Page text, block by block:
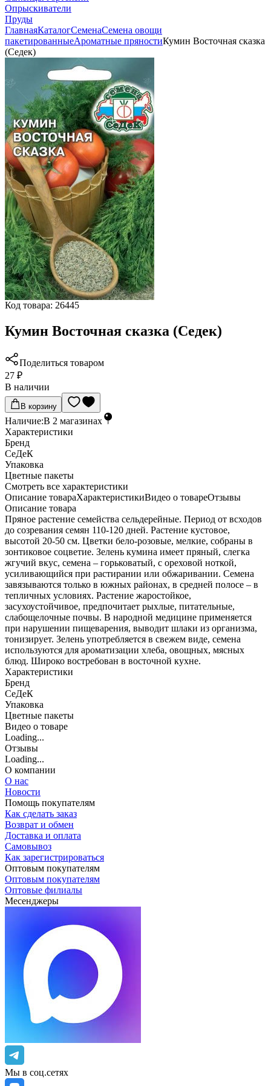
Опрыскиватели
Пруды
ГлавнаяКаталогСеменаСемена овощи
пакетированныеАроматные пряностиКумин Восточная сказка
(Седек)
Код товара: 26445
Кумин Восточная сказка (Седек)
Поделиться товаром
27 ₽
В наличии
В корзину
Наличие:В 2 магазинах
Характеристики
Бренд
СеДеК
Упаковка
Цветные пакеты
Cмотреть все характеристики
Описание товараХарактеристикиВидео о товареОтзывы
Описание товара
Пряное растение семейства сельдерейные. Период от всходов
до созревания семян 110-120 дней. Растение кустовое,
высотой 20-50 см. Цветки бело-розовые, мелкие, собраны в
зонтиковое соцветие. Зелень кумина имеет пряный, слегка
жгучий вкус, семена – горьковатый, с ореховой ноткой,
усиливающийся при растирании или обжаривании. Семена
завязываются только в южных районах, в средней полосе – в
тепличных условиях. Растение жаростойкое,
засухоустойчивое, предпочитает рыхлые, питательные,
слабощелочные почвы. В народной медицине применяется
при нарушении пищеварения, выводит шлаки из организма,
тонизирует. Зелень употребляется в свежем виде, семена
используются для ароматизации хлеба, овощных, мясных
блюд. Широко востребован в восточной кухне.
Характеристики
Бренд
СеДеК
Упаковка
Цветные пакеты
Видео о товаре
Loading...
Отзывы
Loading...
О компании
О нас
Новости
Помощь покупателям
Как сделать заказ
Возврат и обмен
Доставка и оплата
Самовывоз
Как зарегистрироваться
Оптовым покупателям
Оптовым покупателям
Оптовые филиалы
Месенджеры
Мы в соц.сетях